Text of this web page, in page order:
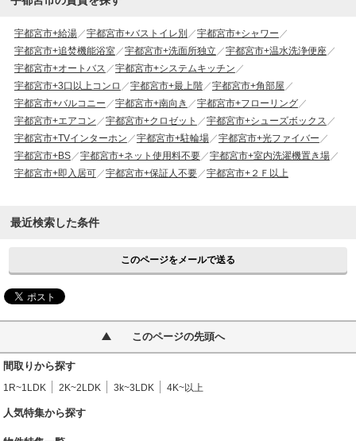
宇都宮市+給湯 宇都宮市+バストイレ別
宇都宮市+シャワー
宇都宮市+追焚機能浴室
宇都宮市+洗面所独立
宇都宮市+温水洗浄便座
宇都宮市+オートバス
宇都宮市+システムキッチン
宇都宮市+3口以上コンロ
宇都宮市+最上階
宇都宮市+角部屋
宇都宮市+バルコニー
宇都宮市+南向き
宇都宮市+フローリング
宇都宮市+エアコン
宇都宮市+クロゼット
宇都宮市+シューズボックス
宇都宮市+TVインターホン
宇都宮市+駐輪場
宇都宮市+光ファイバー
宇都宮市+BS
宇都宮市+ネット使用料不要
宇都宮市+室内洗濯機置き場
宇都宮市+即入居可
宇都宮市+保証人不要 宇都宮市+２Ｆ以上
最近検索した条件
このページをメールで送る
このページの先頭へ
間取りから探す
1R~1LDK 2K~2LDK 3k~3LDK 4K~以上
人気特集から探す